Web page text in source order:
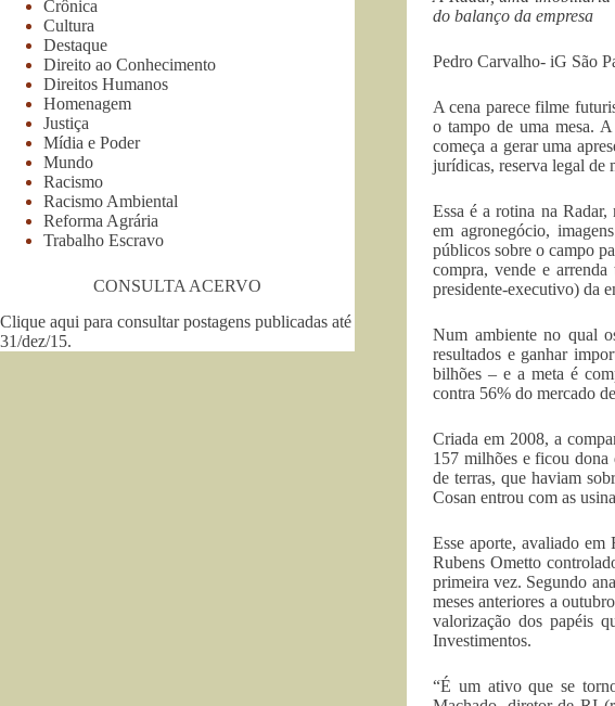
do balanço da empresa
Pedro Carvalho- iG São
A cena parece filme
o tampo de uma mesa.
começa a gerar uma
jurídicas, reserva legal de
Essa é a rotina na
em agronegócio,
públicos sobre o campo
compra, vende e
presidente-executivo) da
Num ambiente no qual
resultados e ganhar
bilhões – e a meta é
contra 56% do mercado
Criada em 2008, a
157 milhões e ficou dona
de terras, que haviam
Cosan entrou com as
Esse aporte, avaliado
Rubens Ometto
primeira vez. Segundo
meses anteriores a
valorização dos papéis
Investimentos.
“É um ativo que se
Crônica
Cultura
Destaque
Direito ao Conhecimento
Direitos Humanos
Homenagem
Justiça
Mídia e Poder
Mundo
Racismo
Racismo Ambiental
Reforma Agrária
Trabalho Escravo
CONSULTA ACERVO
Clique aqui para consultar postagens publicadas até
31/dez/15.